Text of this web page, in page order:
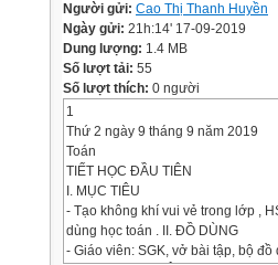
Người gửi: Cao Thị Thanh Huyền
Ngày gửi: 21h:14' 17-09-2019
Dung lượng: 1.4 MB
Số lượt tải: 55
Số lượt thích: 0 người
1
Thứ 2 ngày 9 tháng 9 năm 2019
Toán
TIẾT HỌC ĐẦU TIÊN
I. MỤC TIÊU
- Tạo không khí vui vẻ trong lớp ,
dùng học toán . II. ĐỒ DÙNG
- Giáo viên: SGK, vở bài tập, bộ